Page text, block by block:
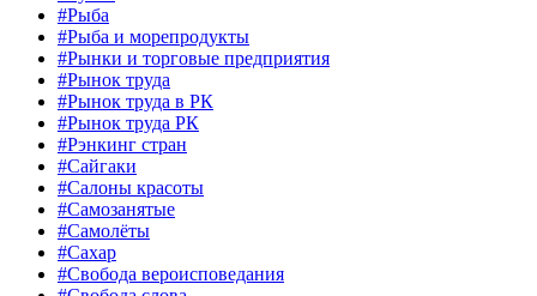
#Рыба
#Рыба и морепродукты
#Рынки и торговые предприятия
#Рынок труда
#Рынок труда в РК
#Рынок труда РК
#Рэнкинг стран
#Сайгаки
#Салоны красоты
#Самозанятые
#Самолёты
#Сахар
#Свобода вероисповедания